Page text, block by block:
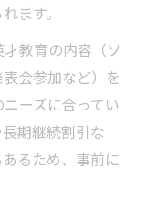
ます。
教育の内容（ソ
会参加など）を
ーズに合ってい
期継続割引な
るため、事前に